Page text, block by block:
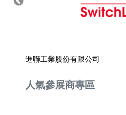
進聯工業股份有限公司
人氣參展商專區